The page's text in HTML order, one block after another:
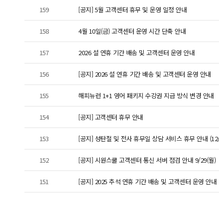
159 [공지] 5월 고객센터 휴무 및 운영 일정 안내
158 4월 10일(금) 고객센터 운영 시간 단축 안내
157 2026 설 연휴 기간 배송 및 고객센터 운영 안내
156 [공지] 2026 설 연휴 기간 배송 및 고객센터 운영 안내
155 해피뉴런 1+1 영어 패키지 수강권 지급 방식 변경 안내
154 [공지] 고객센터 휴무 안내
153 [공지] 성탄절 및 전사 휴무일 상담 서비스 휴무 안내
152 [공지] 시원스쿨 고객센터 통신 서버 점검 안내 9/29(월)
151 [공지] 2025 추석 연휴 기간 배송 및 고객센터 운영 안내